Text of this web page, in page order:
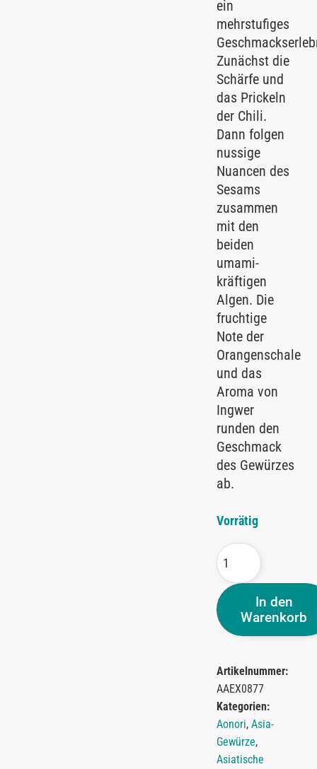
ein
mehrstufiges
Zunächst die
Schärfe und
das Prickeln
der Chili.
Dann folgen
nussige
Nuancen des
Sesams
zusammen
mit den
beiden
umami-
kräftigen
Algen. Die
fruchtige
Note der
Orangenschale
und das
Aroma von
Ingwer
runden den
Geschmack
des Gewürzes
ab.
Vorrätig
In den
Warenkorb
Artikelnummer:
AAEX0877
Kategorien:
Aonori,Asia-
Gewürze,
Asiatische